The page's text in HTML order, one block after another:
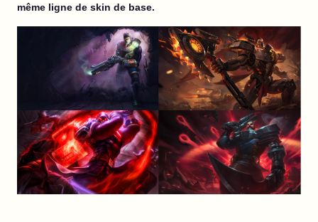
même ligne de skin de base.